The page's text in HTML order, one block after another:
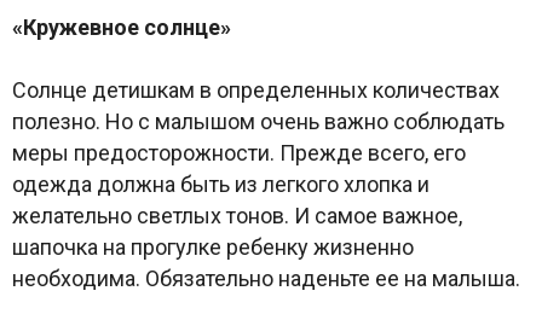
«Кружевное солнце»
Солнце детишкам в определенных количествах
полезно. Но с малышом очень важно соблюдать
меры предосторожности. Прежде всего, его
одежда должна быть из легкого хлопка и
желательно светлых тонов. И самое важное,
шапочка на прогулке ребенку жизненно
необходима. Обязательно наденьте ее на малыша.